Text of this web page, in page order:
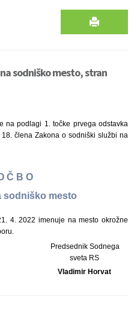
sodniško mesto, stran
na podlagi 1. točke prvega odstavka
člena Zakona o sodniški službi na
Č B O
sodniško mesto
4. 2022 imenuje na mesto okrožne
Predsednik Sodnega
sveta RS
Vladimir Horvat